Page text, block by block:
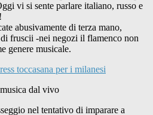
vi si sente parlare italiano, russo e
abusivamente di terza mano,
fruscii -nei negozi il flamenco non
genere musicale.
dal vivo
nel tentativo di imparare a